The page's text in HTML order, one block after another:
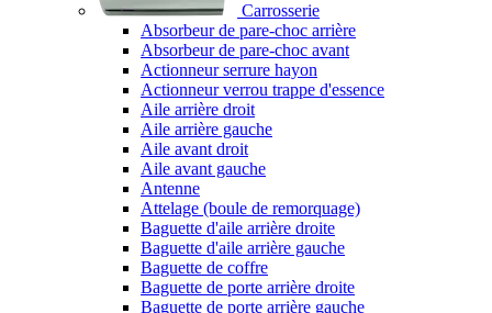
Carrosserie
Absorbeur de pare-choc arrière
Absorbeur de pare-choc avant
Actionneur serrure hayon
Actionneur verrou trappe d'essence
Aile arrière droit
Aile arrière gauche
Aile avant droit
Aile avant gauche
Antenne
Attelage (boule de remorquage)
Baguette d'aile arrière droite
Baguette d'aile arrière gauche
Baguette de coffre
Baguette de porte arrière droite
Baguette de porte arrière gauche